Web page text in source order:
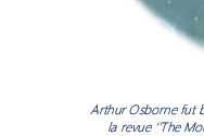
Arthur Osborne fut
la revue ‘’The